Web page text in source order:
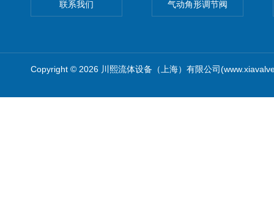
联系我们 气动角形调节阀
Copyright © 2026 川熙流体设备（上海）有限公司